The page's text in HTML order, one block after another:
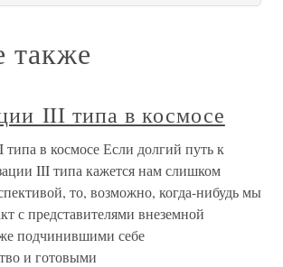
также
III типа в космосе
в космосе Если долгий путь к
III типа кажется нам слишком
то, возможно, когда-нибудь мы
с представителями внеземной
подчинившими себе
и готовыми